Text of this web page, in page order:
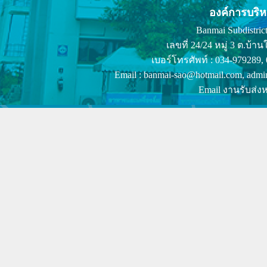
องค์การบริ
Banmai
เลขที่ 24/24 หมู่ 3 ต.บ้า
เบอร์โทรศัพท์ : 034-979289,
Email : banmai-sao@hotmail.com,
Email งานรับส่ง